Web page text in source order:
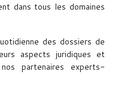
dans tous les domaines
des dossiers de
aspects juridiques et
partenaires experts-